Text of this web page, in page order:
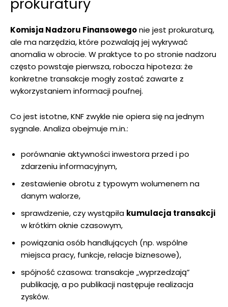
prokuratury
Komisja Nadzoru Finansowegonie jest prokuraturą,
ale ma narzędzia, które pozwalają jej wykrywać
anomalia w obrocie. W praktyce to po stronie nadzoru
często powstaje pierwsza, robocza hipoteza: że
konkretne transakcje mogły zostać zawarte z
wykorzystaniem informacji poufnej.
Co jest istotne, KNF zwykle nie opiera się na jednym
sygnale. Analiza obejmuje m.in.:
porównanie aktywności inwestora przed i po
zdarzeniu informacyjnym,
zestawienie obrotu z typowym wolumenem na
danym walorze,
sprawdzenie, czy wystąpiła kumulacja transakcji
w krótkim oknie czasowym,
powiązania osób handlujących (np. wspólne
miejsca pracy, funkcje, relacje biznesowe),
spójność czasowa: transakcje „wyprzedzają”
publikację, a po publikacji następuje realizacja
zysków.